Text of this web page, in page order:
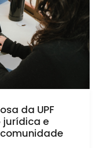
da UPF
jurídica e